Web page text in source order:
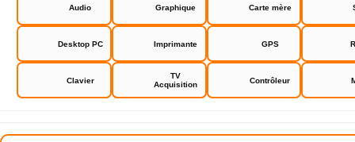
Audio Graphique Carte mère
Desktop PC Imprimante GPS
Clavier
TV
Acquisition
Contrôleur
AMT Datasouth